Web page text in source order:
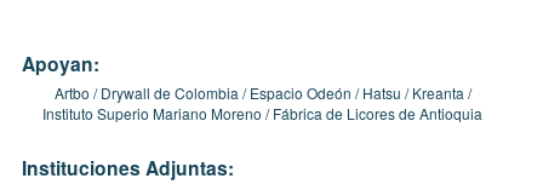
Apoyan:
Artbo Drywall de Colombia Espacio Odeón Hatsu
Kreanta
Instituto Superio Mariano Moreno
Fábrica de Licores de Antioquia
Instituciones Adjuntas: